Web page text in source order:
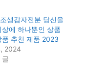
생감자전분 당신을
상에 하나뿐인 상품
품 추천 제품 2023
2024
글